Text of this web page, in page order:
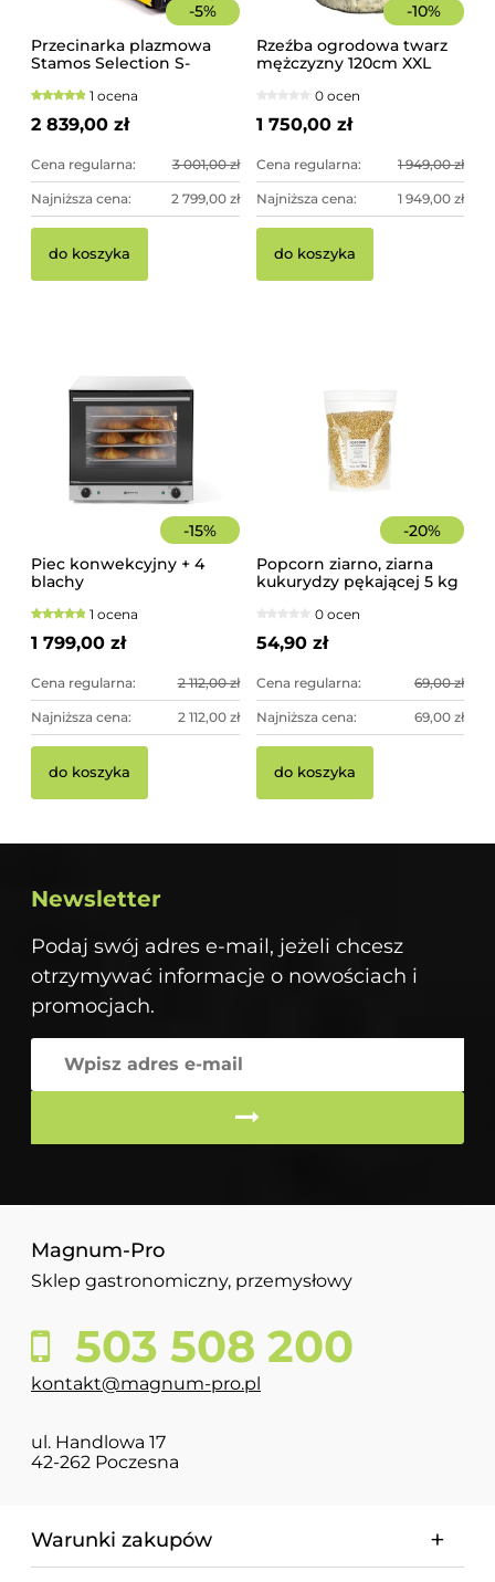
-5%
Przecinarka plazmowa
Stamos Selection S-
1 ocena
2 839,00 zł
Cena regularna: 3 001,00 zł
Najniższa cena: 2 799,00 zł
do koszyka
-10%
Rzeźba ogrodowa twarz
mężczyzny 120cm XXL
dekoracja ogrodowa
0 ocen
1 750,00 zł
Cena regularna: 1 949,00 zł
Najniższa cena: 1 949,00 zł
do koszyka
-15%
Piec konwekcyjny + 4
blachy
1 ocena
1 799,00 zł
Cena regularna: 2 112,00 zł
Najniższa cena: 2 112,00 zł
do koszyka
-20%
Popcorn ziarno, ziarna
kukurydzy pękającej 5 kg
0 ocen
54,90 zł
Cena regularna: 69,00 zł
Najniższa cena: 69,00 zł
do koszyka
Newsletter
Podaj swój adres e-mail, jeżeli chcesz
otrzymywać informacje o nowościach i
promocjach.
Magnum-Pro
Sklep gastronomiczny, przemysłowy
503 508 200
kontakt@magnum-pro.pl
ul. Handlowa 17
42-262 Poczesna
Warunki zakupów